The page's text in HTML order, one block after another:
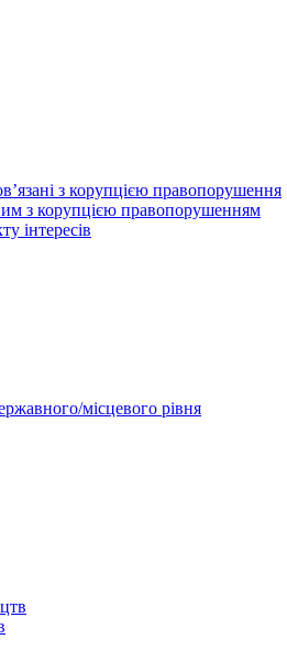
з корупцією правопорушення
з корупцією правопорушенням
інтересів
місцевого рівня